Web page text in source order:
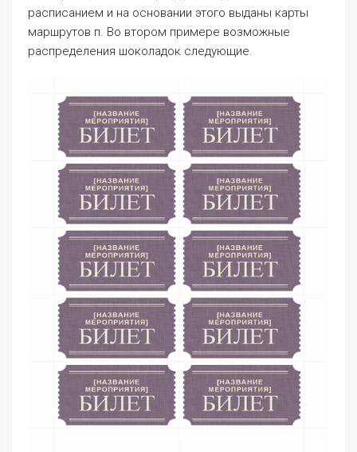
расписанием и на основании этого выданы карты
маршрутов п. Во втором примере возможные
распределения шоколадок следующие.